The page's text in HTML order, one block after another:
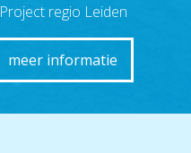
Project regio Leiden
meer informatie